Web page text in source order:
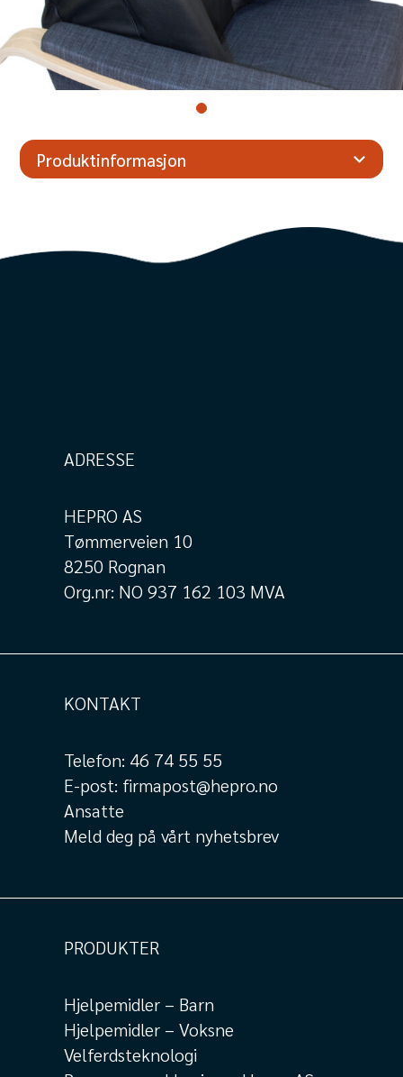
Produktinformasjon
ADRESSE
HEPRO AS
Tømmerveien 10
8250 Rognan
Org.nr: NO 937 162 103 MVA
KONTAKT
Telefon: 46 74 55 55
E-post: firmapost@hepro.no
Ansatte
Meld deg på vårt nyhetsbrev
PRODUKTER
Hjelpemidler – Barn
Hjelpemidler – Voksne
Velferdsteknologi